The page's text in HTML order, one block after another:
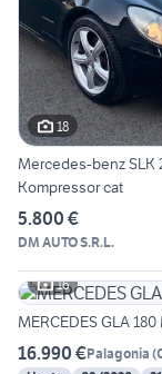
18
Mercedes-benz SLK
Kompressor cat
5.800 €
DM AUTO S.R.L.
16
MERCEDES GLA
16.990 €Palagonia (